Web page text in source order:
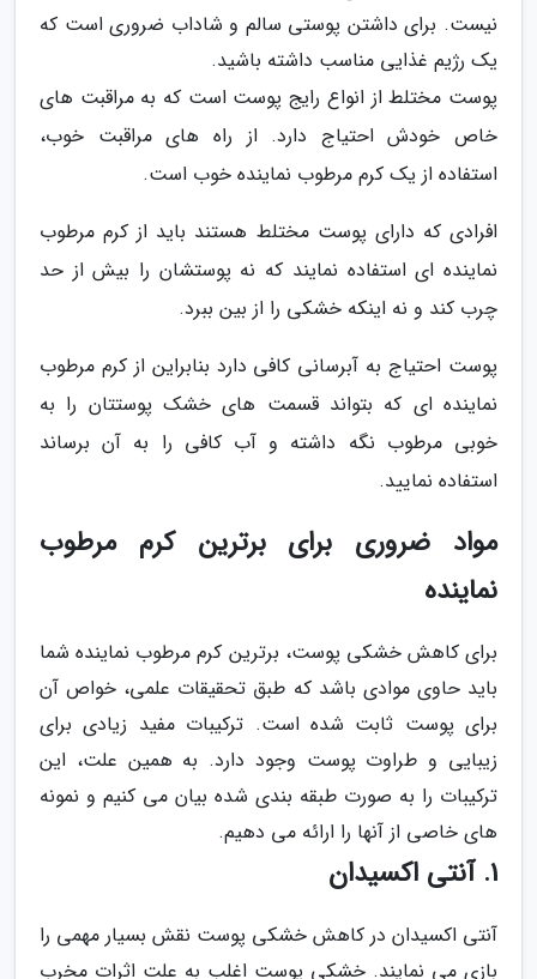
نیست. برای داشتن پوستی سالم و شاداب ضروری است که
یک رژیم غذایی مناسب داشته باشید.
پوست مختلط از انواع رایج پوست است که به مراقبت های
خاص خودش احتیاج دارد. از راه های مراقبت خوب،
استفاده از یک کرم مرطوب نماینده خوب است.
افرادی که دارای پوست مختلط هستند باید از کرم مرطوب
نماینده ای استفاده نمایند که نه پوستشان را بیش از حد
چرب کند و نه اینکه خشکی را از بین ببرد.
پوست احتیاج به آبرسانی کافی دارد بنابراین از کرم مرطوب
نماینده ای که بتواند قسمت های خشک پوستتان را به
خوبی مرطوب نگه داشته و آب کافی را به آن برساند
استفاده نمایید.
مواد ضروری برای برترین کرم مرطوب
نماینده
برای کاهش خشکی پوست، برترین کرم مرطوب نماینده شما
باید حاوی موادی باشد که طبق تحقیقات علمی، خواص آن
برای پوست ثابت شده است. ترکیبات مفید زیادی برای
زیبایی و طراوت پوست وجود دارد. به همین علت، این
ترکیبات را به صورت طبقه بندی شده بیان می کنیم و نمونه
های خاصی از آنها را ارائه می دهیم.
1. آنتی اکسیدان
آنتی اکسیدان در کاهش خشکی پوست نقش بسیار مهمی را
بازی می نمایند. خشکی پوست اغلب به علت اثرات مخرب